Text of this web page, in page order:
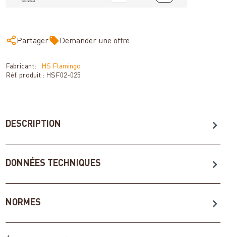
Partager Demander une offre
Fabricant:
HS Flamingo
Réf. produit : HSF02-025
DESCRIPTION
DONNÉES TECHNIQUES
NORMES